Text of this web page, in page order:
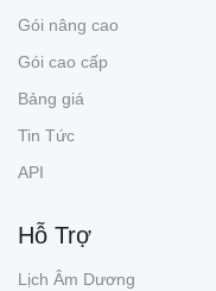
Gói nâng cao
Gói cao cấp
Bảng giá
Tin Tức
API
Hỗ Trợ
Lịch Âm Dương